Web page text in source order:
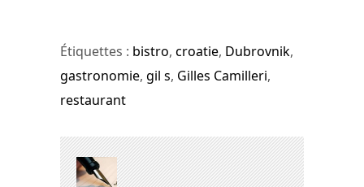
Étiquettes : bistro, croatie, Dubrovnik,
gastronomie, gil s, Gilles Camilleri,
restaurant